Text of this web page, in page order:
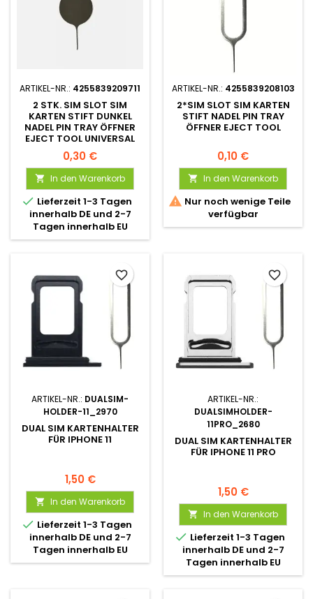
ARTIKEL-NR.: 4255839209711
2 STK. SIM SLOT SIM
KARTEN STIFT DUNKEL
NADEL PIN TRAY ÖFFNER
EJECT TOOL UNIVERSAL
0,30 €
 In den Warenkorb
 Lieferzeit 1-3 Tagen
innerhalb DE und 2-7
Tagen innerhalb EU
ARTIKEL-NR.: 4255839208103
2*SIM SLOT SIM KARTEN
STIFT NADEL PIN TRAY
ÖFFNER EJECT TOOL
0,10 €
 In den Warenkorb
 Nur noch wenige Teile
verfügbar
ARTIKEL-NR.: DUALSIM-
HOLDER-11_2970
DUAL SIM KARTENHALTER
FÜR IPHONE 11
1,50 €
 In den Warenkorb
 Lieferzeit 1-3 Tagen
innerhalb DE und 2-7
Tagen innerhalb EU
favorite_border
ARTIKEL-NR.:
DUALSIMHOLDER-
11PRO_2680
DUAL SIM KARTENHALTER
FÜR IPHONE 11 PRO
1,50 €
 In den Warenkorb
 Lieferzeit 1-3 Tagen
innerhalb DE und 2-7
Tagen innerhalb EU
favorite_border